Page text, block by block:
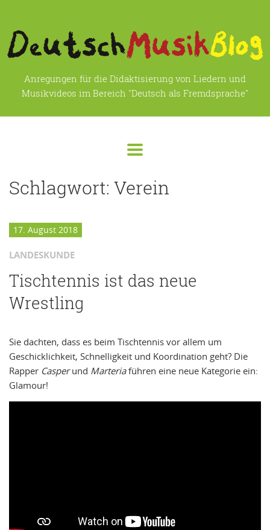
Anregungen für die Didaktisierung von Liedern und
Musikvideos im Bereich "Deutsch als Fremdsprache"
Schlagwort: Verein
17. August 2018
LANDESKUNDE
Tischtennis ist das neue
Wrestling
Sie dachten, dass es beim Tischtennis vor allem um
Geschicklichkeit, Schnelligkeit und Koordination geht? Die
Rapper Casperund Marteriaführen eine neue Kategorie ein:
Glamour!